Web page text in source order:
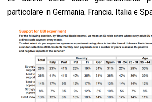
particolare in Germania, Francia, Italia e